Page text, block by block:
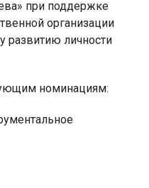
при поддержке
организации
развитию личности
номинациям: